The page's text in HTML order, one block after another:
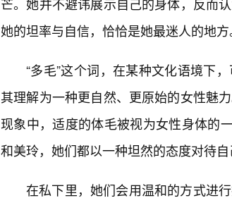
她的坦率与自信，恰恰是她最迷人的地方
“多毛”这个词，在某种文化语境下
其理解为一种更自然、更原始的女性魅
现象中，适度的体毛被视为女性身体的
和美玲，她们都以一种坦然的态度对待自
在私下里，她们会用温和的方式进